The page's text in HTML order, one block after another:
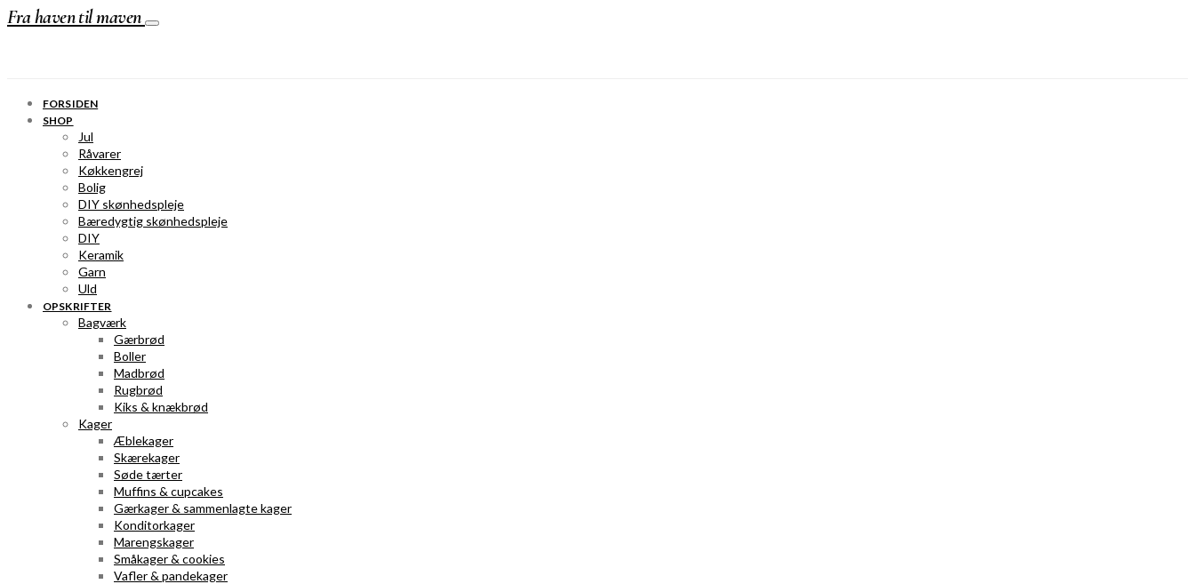
Fra haven til maven
FORSIDEN
SHOP
Jul
Råvarer
Køkkengrej
Bolig
DIY skønhedspleje
Bæredygtig skønhedspleje
DIY
Keramik
Garn
Uld
OPSKRIFTER
Bagværk
Gærbrød
Boller
Madbrød
Rugbrød
Kiks & knækbrød
Kager
Æblekager
Skærekager
Søde tærter
Muffins & cupcakes
Gærkager & sammenlagte kager
Konditorkager
Marengskager
Småkager & cookies
Vafler & pandekager